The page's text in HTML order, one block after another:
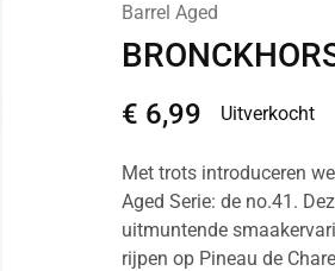
Barrel Aged
€ 6,99 Uitverkocht
Met trots introduceren
Aged Serie: de no.41.
uitmuntende
rijpen op Pineau de